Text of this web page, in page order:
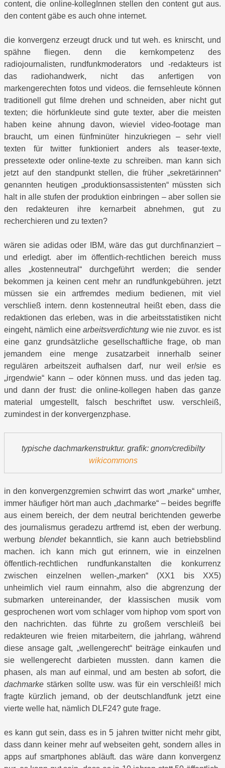
content, die online-kollegInnen stellen den content gut aus.
den content gäbe es auch ohne internet.
die konvergenz erzeugt druck und tut weh. es knirscht, und
spähne fliegen. denn die kernkompetenz des
radiojournalisten, rundfunkmoderators und -redakteurs ist
das radiohandwerk, nicht das anfertigen von
markengerechten fotos und videos. die fernsehleute können
traditionell gut filme drehen und schneiden, aber nicht gut
texten; die hörfunkleute sind gute texter, aber die meisten
haben keine ahnung davon, wieviel video-footage man
braucht, um einen fünfminüter hinzukriegen – sehr viel!
texten für twitter funktioniert anders als teaser-texte,
pressetexte oder online-texte zu schreiben. man kann sich
jetzt auf den standpunkt stellen, die früher „sekretärinnen“
genannten heutigen „produktionsassistenten“ müssten sich
halt in alle stufen der produktion einbringen – aber sollen sie
den redakteuren ihre kernarbeit abnehmen, gut zu
recherchieren und zu texten?
wären sie adidas oder IBM, wäre das gut durchfinanziert –
und erledigt. aber im öffentlich-rechtlichen bereich muss
alles „kostenneutral“ durchgeführt werden; die sender
bekommen ja keinen cent mehr an rundfunkgebühren. jetzt
müssen sie ein artfremdes medium bedienen, mit viel
verschließ intern. denn kostenneutral heißt eben, dass die
redaktionen das erleben, was in die arbeitsstatistiken nicht
eingeht, nämlich einearbeitsverdichtung wie nie zuvor. es ist
eine ganz grundsätzliche gesellschaftliche frage, ob man
jemandem eine menge zusatzarbeit innerhalb seiner
regulären arbeitszeit aufhalsen darf, nur weil er/sie es
„irgendwie“ kann – oder können muss. und das jeden tag.
und dann der frust: die online-kollegen haben das ganze
material umgestellt, falsch beschriftet usw. verschleiß,
zumindest in der konvergenzphase.
typische dachmarkenstruktur. grafik: gnom/credibilty
wikicommons
in den konvergenzgremien schwirrt das wort „marke“ umher,
immer häufiger hört man auch „dachmarke“ – beides begriffe
aus einem bereich, der dem neutral berichtenden gewerbe
des journalismus geradezu artfremd ist, eben der werbung.
werbung blendetbekanntlich, sie kann auch betriebsblind
machen. ich kann mich gut erinnern, wie in einzelnen
öffentlich-rechtlichen rundfunkanstalten die konkurrenz
zwischen einzelnen wellen-„marken“ (XX1 bis XX5)
unheimlich viel raum einnahm, also die abgrenzung der
submarken untereinander, der klassischen musik vom
gesprochenen wort vom schlager vom hiphop vom sport von
den nachrichten. das führte zu großem verschleiß bei
redakteuren wie freien mitarbeitern, die jahrlang, während
diese ansage galt, „wellengerecht“ beiträge einkaufen und
sie wellengerecht darbieten mussten. dann kamen die
phasen, als man auf einmal, und am besten ab sofort, die
dachmarke stärken sollte usw. was für ein verschleiß! mich
fragte kürzlich jemand, ob der deutschlandfunk jetzt eine
vierte welle hat, nämlich DLF24? gute frage.
es kann gut sein, dass es in 5 jahren twitter nicht mehr gibt,
dass dann keiner mehr auf webseiten geht, sondern alles in
apps auf smartphones abläuft. das wäre dann konvergenz